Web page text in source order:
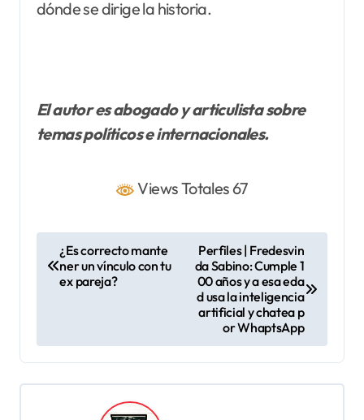
dónde se dirige la historia.
El autor es abogado y articulista sobre
temas políticos e internacionales.
Views Totales 67
g
a
¿Es correcto mante
ner un vínculo con tu
ex pareja?
Perfiles | Fredesvin
da Sabino: Cumple 1
00 años y a esa eda
d usa la inteligencia
artificial y chatea p
or WhaptsApp